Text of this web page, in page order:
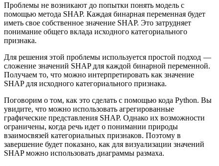
Проблемы не возникают до попытки понять модель с
помощью метода SHAP. Каждая бинарная переменная будет
иметь свое собственное значение SHAP. Это затрудняет
понимание общего вклада исходного категориального
признака.
Для решения этой проблемы используется простой подход —
сложение значений SHAP для каждой бинарной переменной.
Получаем то, что можно интерпретировать как значение
SHAP для исходного категориального признака.
Поговорим о том, как это сделать с помощью кода Python. Вы
увидите, что можно использовать агрегированные
графические представления SHAP. Однако их возможности
ограничены, когда речь идет о понимании природы
взаимосвязей категориальных признаков. Поэтому в
завершение будет показано, как для визуализации значений
SHAP можно использовать диаграммы размаха.